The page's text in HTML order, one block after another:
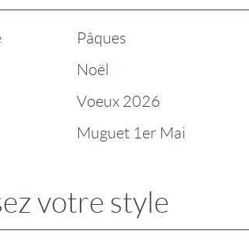
Pâques
Noël
Voeux 2026
Muguet 1er Mai
votre style